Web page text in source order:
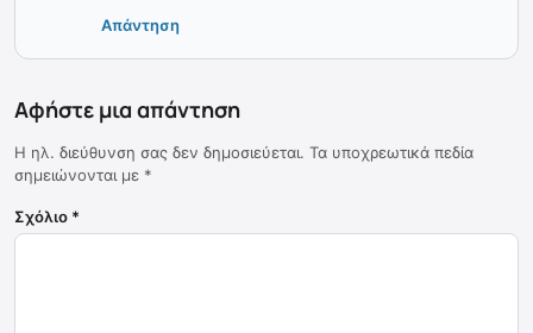
Απάντηση
Αφήστε μια απάντηση
Η ηλ. διεύθυνση σας δεν δημοσιεύεται. Τα υποχρεωτικά πεδία
σημειώνονται με *
Σχόλιο *